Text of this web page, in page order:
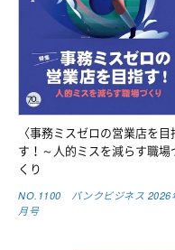
〈事務ミスゼロの営業店を目
す！～人的ミスを減らす職場
くり
NO.1100 バンクビジネス 2026
月号